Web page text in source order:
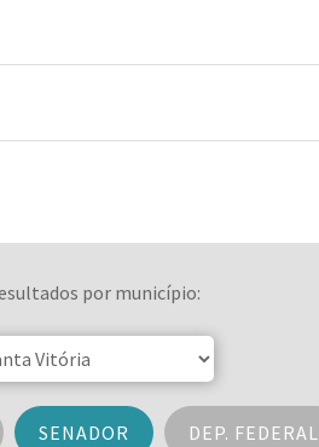
por município:
SENADOR DEP. FEDERAL